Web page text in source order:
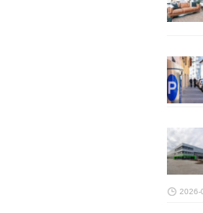
2026-